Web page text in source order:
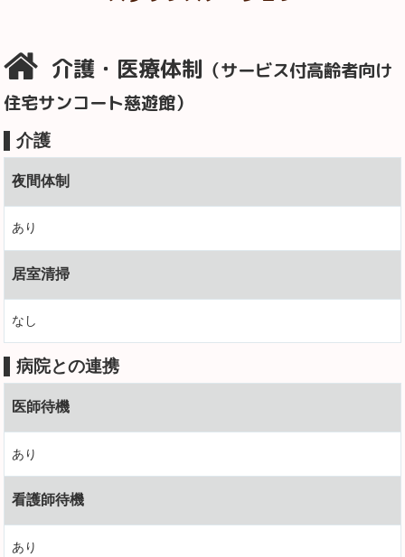
介護・医療体制 （サービス付高齢者向け
住宅サンコート慈遊館）
介護
夜間体制
あり
居室清掃
なし
病院との連携
医師待機
あり
看護師待機
あり